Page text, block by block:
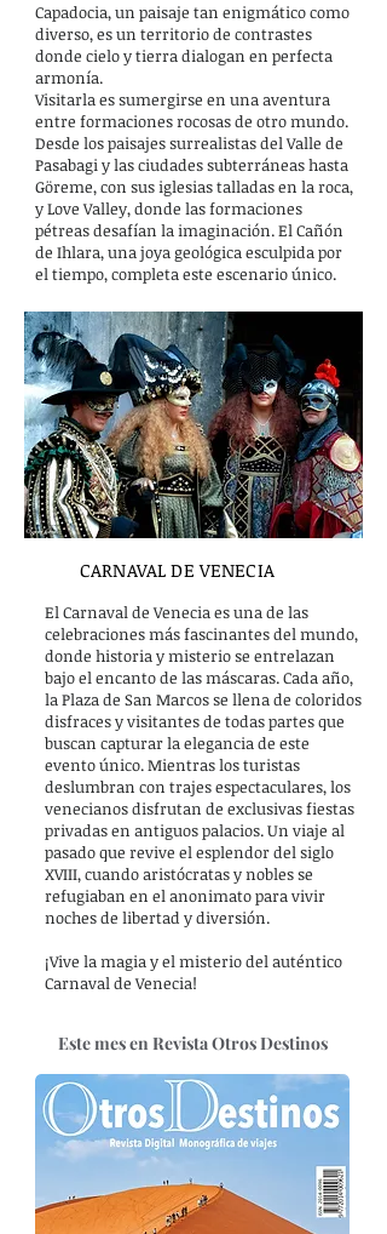
Capadocia, un paisaje tan enigmático como
diverso, es un territorio de contrastes
donde cielo y tierra dialogan en perfecta
armonía.
Visitarla es sumergirse en una aventura
entre formaciones rocosas de otro mundo.
Desde los paisajes surrealistas del Valle de
Pasabagi y las ciudades subterráneas hasta
Göreme, con sus iglesias talladas en la roca,
y Love Valley, donde las formaciones
pétreas desafían la imaginación. El Cañón
de Ihlara, una joya geológica esculpida por
el tiempo, completa este escenario único.
CARNAVAL DE VENECIA
El Carnaval de Venecia es una de las
celebraciones más fascinantes del mundo,
donde historia y misterio se entrelazan
bajo el encanto de las máscaras. Cada año,
la Plaza de San Marcos se llena de coloridos
disfraces y visitantes de todas partes que
buscan capturar la elegancia de este
evento único. Mientras los turistas
deslumbran con trajes espectaculares, los
venecianos disfrutan de exclusivas fiestas
privadas en antiguos palacios. Un viaje al
pasado que revive el esplendor del siglo
XVIII, cuando aristócratas y nobles se
refugiaban en el anonimato para vivir
noches de libertad y diversión.
¡Vive la magia y el misterio del auténtico
Carnaval de Venecia!
Este mes en Revista Otros Destinos